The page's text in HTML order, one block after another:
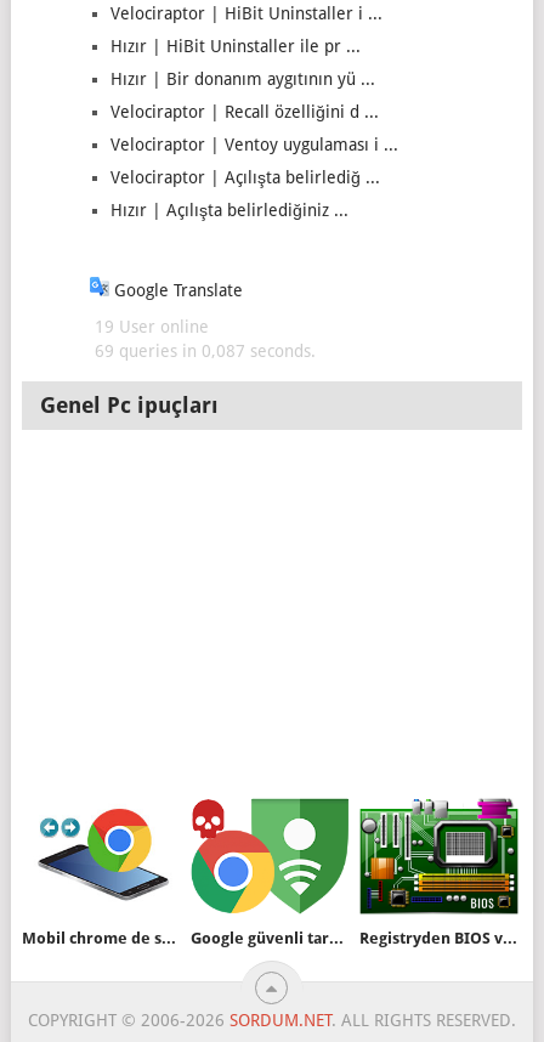
Velociraptor | HiBit Uninstaller i ...
Hızır | HiBit Uninstaller ile pr ...
Hızır | Bir donanım aygıtının yü ...
Velociraptor | Recall özelliğini d ...
Velociraptor | Ventoy uygulaması i ...
Velociraptor | Açılışta belirlediğ ...
Hızır | Açılışta belirlediğiniz ...
Google Translate
19 User online
69 queries in 0,087 seconds.
Genel Pc ipuçları
Mobil chrome de sekmeler arasında geçiş Google güvenli tarama nedir nasıl kapatılır Registryden BIOS ve anakart bilgilerini öğrenin
COPYRIGHT © 2006-2026 SORDUM.NET. ALL RIGHTS RESERVED.